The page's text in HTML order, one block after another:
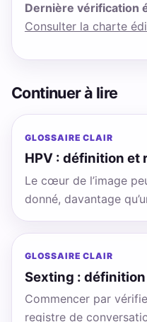
Dernière vérification
Consulter la charte
Continuer à lire
GLOSSAIRE CLAIR
HPV : définition et
Le cœur de l’image
donné, davantage
GLOSSAIRE CLAIR
Sexting :
Commencer par
registre de